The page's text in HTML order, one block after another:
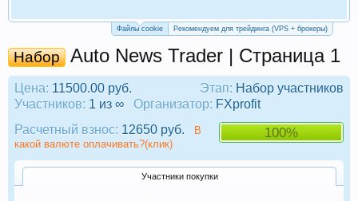
Файлы cookie Рекомендуем для трейдинга (VPS + брокеры)
Набор Auto News Trader | Страница 1
Этап: Набор участников
Цена: 11500.00 руб.
Участников: 1 из ∞ Организатор: FXprofit
100%
Расчетный взнос: 12650 руб.
В
какой валюте оплачивать?(клик)
Участники покупки